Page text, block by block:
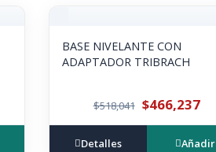
BASE NIVELANTE CON
ADAPTADOR TRIBRACH
$518,041 $466,237
Detalles Añadir